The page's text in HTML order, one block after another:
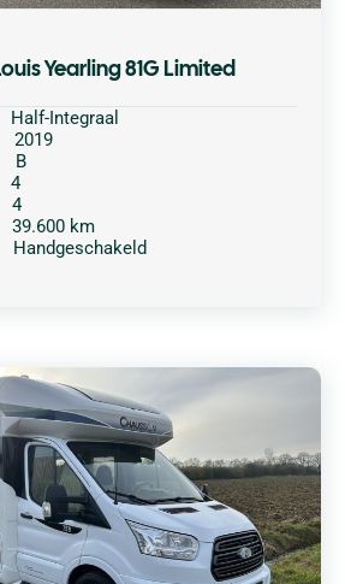
Yearling 81G Limited
Half-Integraal
2019
B
4
4
39.600 km
Handgeschakeld